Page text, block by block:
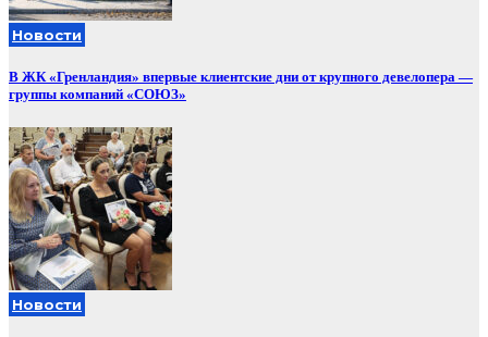
Новости
В ЖК «Гренландия» впервые клиентские дни от крупного девелопера —
группы компаний «СОЮЗ»
Новости